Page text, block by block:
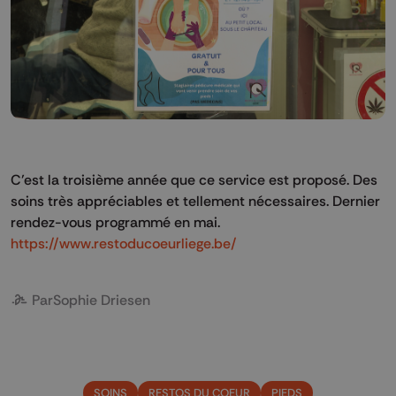
C’est la troisième année que ce service est proposé. Des
soins très appréciables et tellement nécessaires. Dernier
rendez-vous programmé en mai.
https://www.restoducoeurliege.be/
ParSophie Driesen
SOINS RESTOS DU COEUR PIEDS